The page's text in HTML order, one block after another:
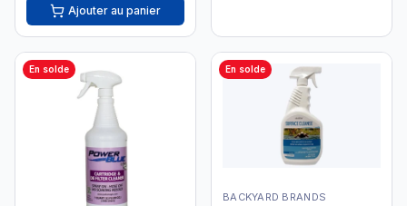
Ajouter au panier
En solde En solde
BACKYARD BRANDS